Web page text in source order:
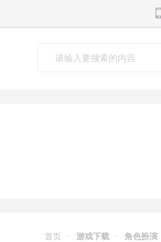
首页 > 游戏下载 > 角色扮演